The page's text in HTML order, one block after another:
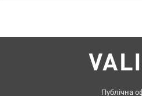
Територія комплексу – огороджена
кінотеатр, басейн. 2025 року
в пішій доступності від комплексу.
Публічна